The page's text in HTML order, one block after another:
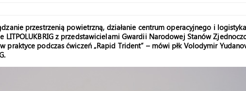
przestrzenią powietrzną, działanie centrum operacyjnego i
z przedstawicielami Gwardii Narodowej Stanów
praktyce podczas ćwiczeń „Rapid Trident” – mówi płk Volodymir